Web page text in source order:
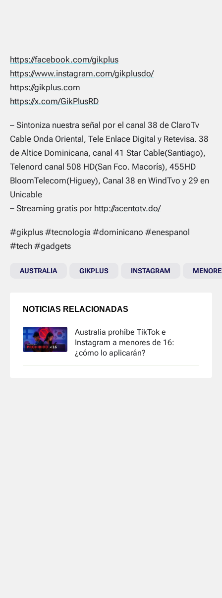
https://facebook.com/gikplus
https://www.instagram.com/gikplusdo/
https://gikplus.com
https://x.com/GikPlusRD
– Sintoniza nuestra señal por el canal 38 de ClaroTv
Cable Onda Oriental, Tele Enlace Digital y Retevisa. 38
de Altice Dominicana, canal 41 Star Cable(Santiago),
Telenord canal 508 HD(San Fco. Macorís), 455HD
BloomTelecom(Higuey), Canal 38 en WindTvo y 29 en
Unicable
– Streaming gratis por http://acentotv.do/
#gikplus #tecnologia #dominicano #enespanol
#tech #gadgets
AUSTRALIA GIKPLUS INSTAGRAM
NOTICIAS RELACIONADAS
Australia prohíbe TikTok e
Instagram a menores de 16:
¿cómo lo aplicarán?